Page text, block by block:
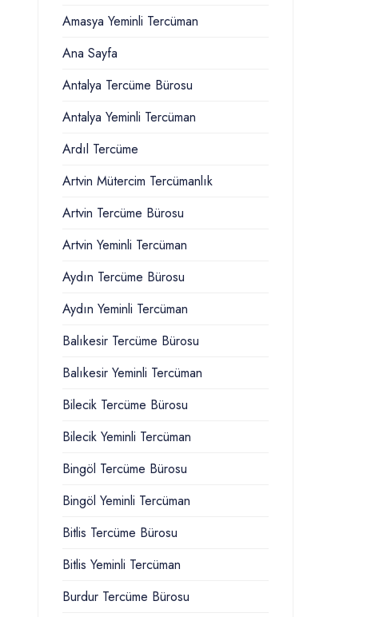
Amasya Yeminli Tercüman
Ana Sayfa
Antalya Tercüme Bürosu
Antalya Yeminli Tercüman
Ardıl Tercüme
Artvin Mütercim Tercümanlık
Artvin Tercüme Bürosu
Artvin Yeminli Tercüman
Aydın Tercüme Bürosu
Aydın Yeminli Tercüman
Balıkesir Tercüme Bürosu
Balıkesir Yeminli Tercüman
Bilecik Tercüme Bürosu
Bilecik Yeminli Tercüman
Bingöl Tercüme Bürosu
Bingöl Yeminli Tercüman
Bitlis Tercüme Bürosu
Bitlis Yeminli Tercüman
Burdur Tercüme Bürosu